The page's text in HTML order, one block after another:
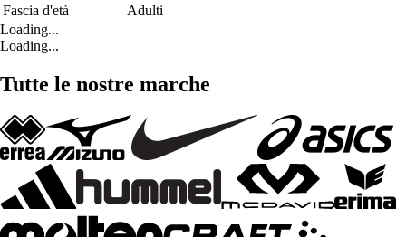
Fascia d'età
Adulti
Loading...
Loading...
Tutte le nostre marche